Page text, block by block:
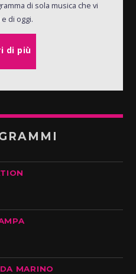
di sola musica che vi
di oggi.
di più
MARINO